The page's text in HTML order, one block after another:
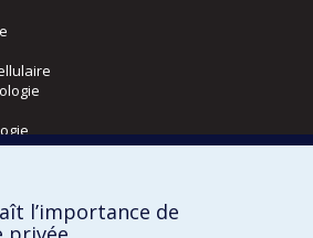
et médecine nucléaire
l’importance de